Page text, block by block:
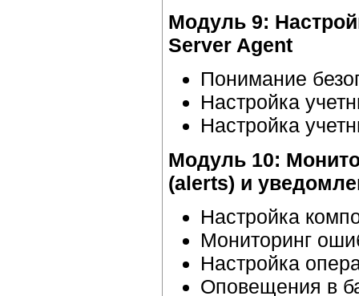
Модуль 9:
Server Agent
Понимание
Настройка
Настройка
Модуль 10:
(alerts) и
Настройка
Мониторинг
Настройка
Оповещения в